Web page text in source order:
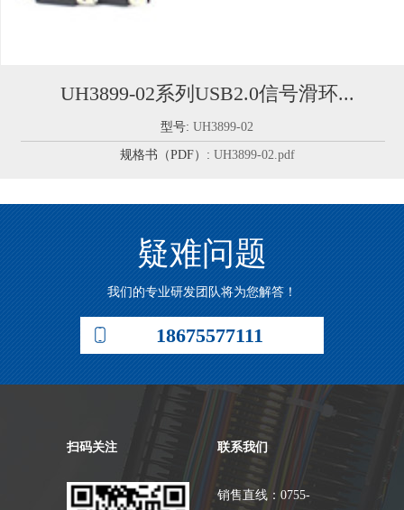
UH3899-02系列USB2.0信号滑环...
型号:UH3899-02
规格书（PDF）: UH3899-02.pdf
疑难问题
我们的专业研发团队将为您解答！
18675577111
扫码关注 联系我们
销售直线：0755-